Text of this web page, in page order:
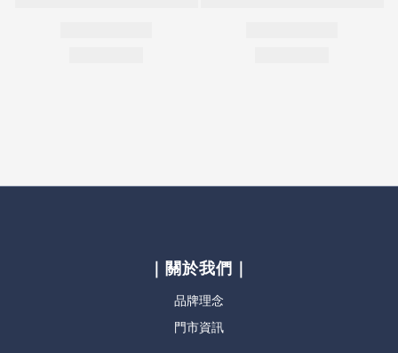
｜關於我們｜
品牌理念
門市資訊